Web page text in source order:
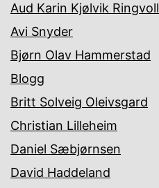
Aud Karin Kjølvik Ringvoll
Avi Snyder
Bjørn Olav Hammerstad
Blogg
Britt Solveig Oleivsgard
Christian Lilleheim
Daniel Sæbjørnsen
David Haddeland